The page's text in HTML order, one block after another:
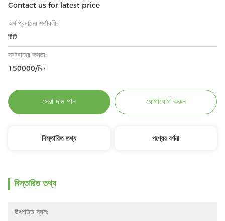
Contact us for latest price
অর্থ প্রদানের শর্তাবলী:
টিটি
সরবরাহের ক্ষমতা:
150000/দিন
সেরা দাম পান যোগাযোগ করুন
বিস্তারিত তথ্য পণ্যের বর্ণনা
বিস্তারিত তথ্য
উৎপত্তি স্থল: